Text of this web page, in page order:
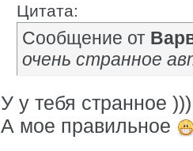
Цитата:
Сообщение от
очень странное
У у тебя странное )))
А мое правильное